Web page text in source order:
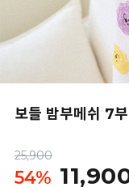
보들 밤부메쉬 7
25,900
54%